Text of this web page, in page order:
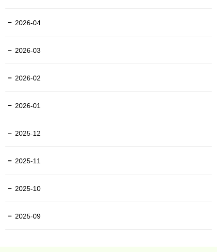
2026-04
2026-03
2026-02
2026-01
2025-12
2025-11
2025-10
2025-09